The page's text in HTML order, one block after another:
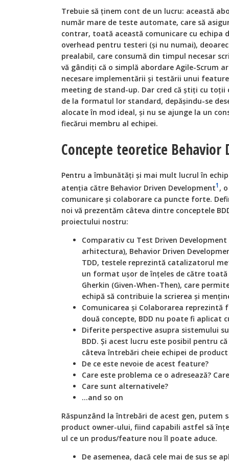
Trebuie să ținem cont de un lucru: această
număr mare de teste automate, care să
contrar, toată această comunicare cu echipa
overhead pentru testeri (și nu numai),
prealabil, care consumă din timpul necesar
vă gândiți că o simplă abordare Agile-Scrum
necesare implementării și testării unui
meeting de stand-up. Dar cred că știți cu
de la formatul lor standard, depășindu-se
alocate în mod ideal, și nu se ajunge la un
fiecărui membru al echipei.
Concepte teoretice Behavior
Pentru a îmbunătăți și mai mult lucrul în
atenția către Behavior Driven Development1 ,
comunicare și colaborare ca puncte forte.
noi vă prezentăm câteva dintre conceptele
proiectului nostru:
Comparativ cu Test Driven
arhitectura), Behavior Driven
TDD, testele reprezintă catalizatorul
un format ușor de înţeles de către
Gherkin (Given-When-Then), care
echipă să contribuie la scrierea și
Comunicarea și Colaborarea reprezintă
două concepte, BDD nu poate fi aplicat
Diferite perspective asupra sistemului
BDD. Și acest lucru este posibil pentru
câteva întrebări cheie echipei de
De ce este nevoie de acest feature?
Care este problema ce o adresează?
Care sunt alternativele?
...and so on
Răspunzând la întrebări de acest gen, putem
product owner-ului, fiind capabili astfel să
ul ce un produs/feature nou îl poate aduce.
De asemenea, dacă cele mai de sus se